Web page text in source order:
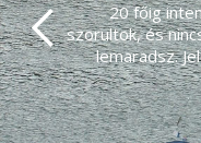
20 főig
szorultok, és
lemaradsz.